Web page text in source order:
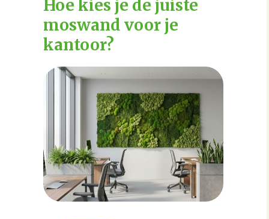
Hoe kies je de juiste
moswand voor je
kantoor?